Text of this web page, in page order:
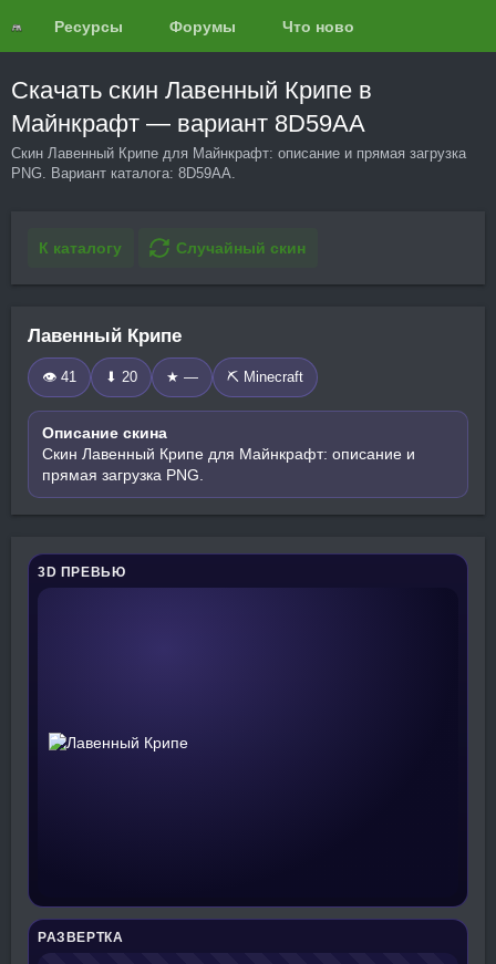
Ресурсы Форумы Что нового?
Скачать скин Лавенный Крипе в
Майнкрафт — вариант 8D59AA
Скин Лавенный Крипе для Майнкрафт: описание и прямая загрузка
PNG. Вариант каталога: 8D59AA.
К каталогу Случайный скин
Лавенный Крипе
👁 41 ⬇ 20 ★ — ⛏️ Minecraft
Описание скина
Скин Лавенный Крипе для Майнкрафт: описание и
прямая загрузка PNG.
3D ПРЕВЬЮ
РАЗВЕРТКА